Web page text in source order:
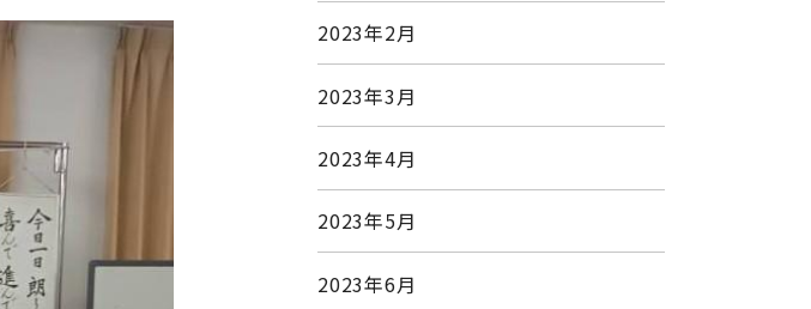
2023年2月
2023年3月
2023年4月
2023年5月
2023年6月